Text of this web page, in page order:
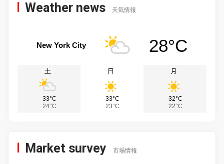
Weather news 天気情報
New York City 28°C
土
33°C
24°C
日
33°C
23°C
月
32°C
22°C
Market survey 市場情報